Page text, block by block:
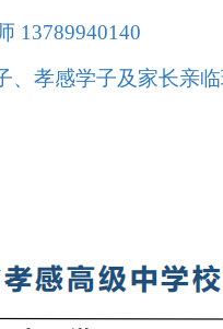
13789940140
孝感学子及家长亲